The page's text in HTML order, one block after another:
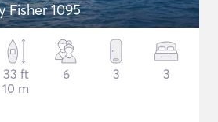
Fisher 1095
33 ft
10 m
6 3 3